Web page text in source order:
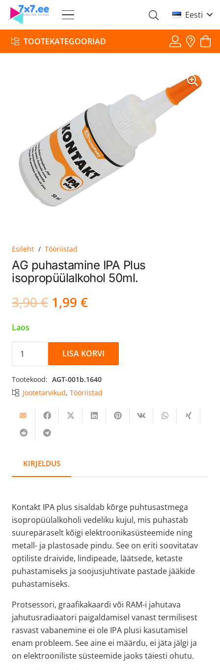
Eesti
TOOTEKATEGOORIAD
Esileht / Tööriistad
AG puhastamine IPA Plus
isopropüülalkohol 50ml.
3,90€ Algne
hind
3,90 €.
1,99 €Current
1,99 €.
Laos
puhastamine
Plus
isopropüülalkohol
50ml.
LISA KORVI
Tootekood: AGT-001b.1640
Jootetarvikud, Tööriistad
KIRJELDUS
Kontakt IPA plus sisaldab kõrge puhtusastmega
isopropüülalkoholi vedeliku kujul, mis puhastab
suurepäraselt kõigi elektroonikasüsteemide ning
metall- ja plastosade pindu. See on eriti soovitatav
optiliste draivide, lindipeade, läätsede, ketaste
puhastamiseks ja soojusjuhtivate pastade jääkide
puhastamiseks.
Protsessori, graafikakaardi või RAM-i jahutava
jahutusradiaatori paigaldamisel vanast termilisest
rasvast vabanemine ei ole IPA plusi kasutamisel
enam probleem. See aine ei määrdu, ei jäta jälgi ja
on elektrooniliste süsteemide jaoks täiesti ohutu.